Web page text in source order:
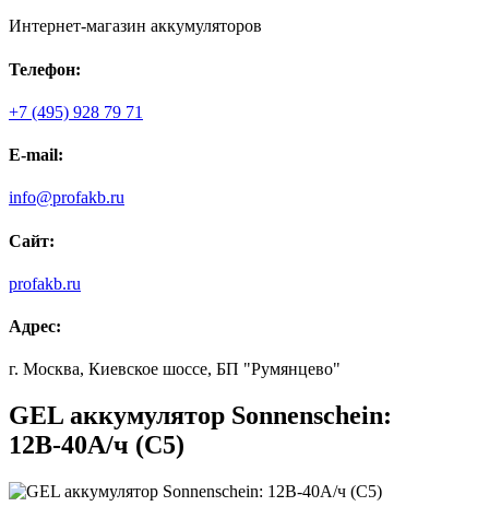
Интернет-магазин аккумуляторов
Телефон:
+7 (495) 928 79 71
E-mail:
info@profakb.ru
Сайт:
profakb.ru
Адрес:
г. Москва, Киевское шоссе, БП "Румянцево"
GEL аккумулятор Sonnenschein:
12В-40А/ч (С5)